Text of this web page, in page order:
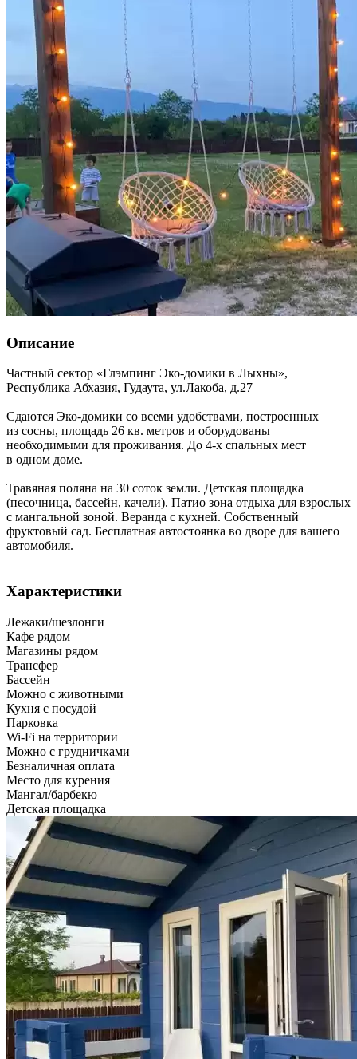
Описание
Частный сектор «Глэмпинг Эко-домики в Лыхны»,
Республика Абхазия, Гудаута, ул.Лакоба, д.27
Сдаются Эко-домики со всеми удобствами, построенных
из сосны, площадь 26 кв. метров и оборудованы
необходимыми для проживания. До 4-х спальных мест
в одном доме.
Травяная поляна на 30 соток земли. Детская площадка
(песочница, бассейн, качели). Патио зона отдыха для взрослых
с мангальной зоной. Веранда с кухней. Собственный
фруктовый сад. Бесплатная автостоянка во дворе для вашего
автомобиля.
Характеристики
Лежаки/шезлонги
Кафе рядом
Магазины рядом
Трансфер
Бассейн
Можно с животными
Кухня с посудой
Парковка
Wi-Fi на территории
Можно с грудничками
Безналичная оплата
Место для курения
Мангал/барбекю
Детская площадка